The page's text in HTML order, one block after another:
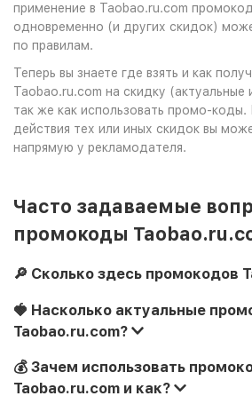
применение в Taobao.ru.com
одновременно (и других скидок)
по правилам.
Теперь вы знаете где взять и как
Taobao.ru.com на скидку (актуальные
так же как использовать промо-
действия тех или иных скидок вы
напрямую у рекламодателя.
Часто задаваемые
промокоды
🔎 Сколько здесь промокодов
🍓 Насколько актуальные
Taobao.ru.com?
💰 Зачем использовать
Taobao.ru.com и как?